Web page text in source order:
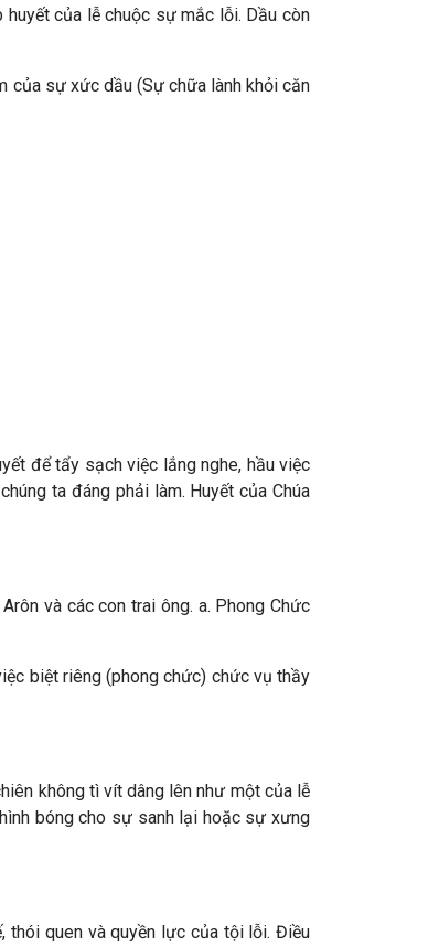
của lễ chuộc sự mắc lỗi. Dầu còn
của sự xức dầu (Sự chữa lành khỏi căn
để tẩy sạch việc lắng nghe, hầu việc
ta đáng phải làm. Huyết của Chúa
và các con trai ông. a. Phong Chức
biệt riêng (phong chức) chức vụ thầy
không tì vít dâng lên như một của lễ
bóng cho sự sanh lại hoặc sự xưng
quen và quyền lực của tội lỗi. Điều